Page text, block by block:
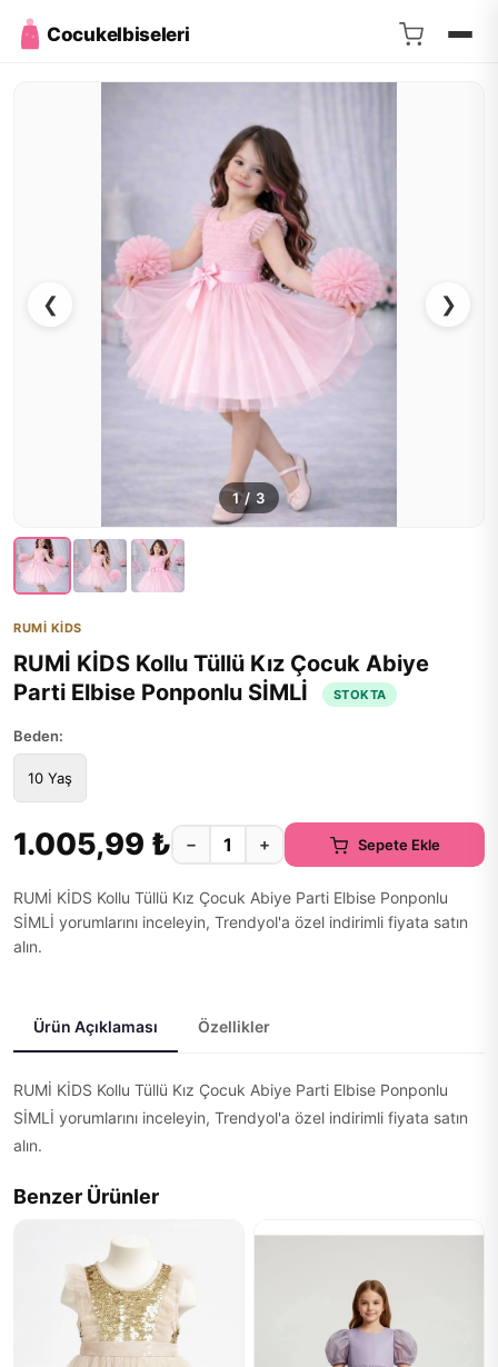
Cocukelbiseleri
❮ ❯
1/ 3
RUMİ KİDS
RUMİ KİDS Kollu Tüllü Kız Çocuk Abiye
Parti Elbise Ponponlu SİMLİ
STOKTA
Beden:
10 Yaş
1.005,99 ₺ − + Sepete Ekle
RUMİ KİDS Kollu Tüllü Kız Çocuk Abiye Parti Elbise Ponponlu
SİMLİ yorumlarını inceleyin, Trendyol'a özel indirimli fiyata satın
alın.
Ürün Açıklaması Özellikler
RUMİ KİDS Kollu Tüllü Kız Çocuk Abiye Parti Elbise Ponponlu
SİMLİ yorumlarını inceleyin, Trendyol'a özel indirimli fiyata satın
alın.
Benzer Ürünler